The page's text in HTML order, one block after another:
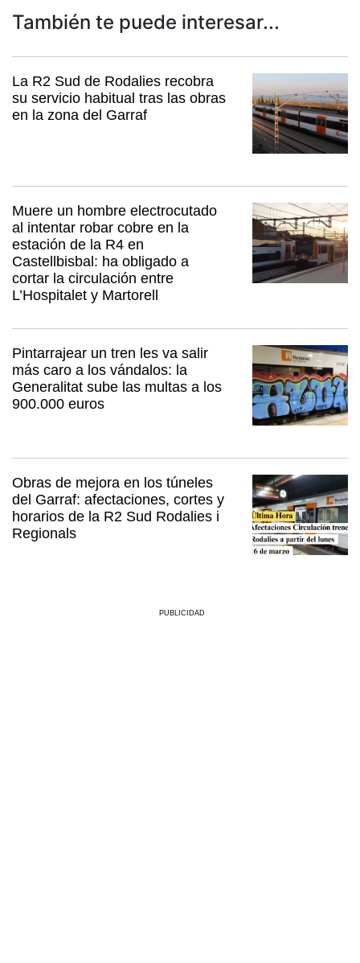
También te puede interesar...
La R2 Sud de Rodalies recobra
su servicio habitual tras las obras
en la zona del Garraf
Muere un hombre electrocutado
al intentar robar cobre en la
estación de la R4 en
Castellbisbal: ha obligado a
cortar la circulación entre
L’Hospitalet y Martorell
Pintarrajear un tren les va salir
más caro a los vándalos: la
Generalitat sube las multas a los
900.000 euros
Obras de mejora en los túneles
del Garraf: afectaciones, cortes y
horarios de la R2 Sud Rodalies i
Regionals
PUBLICIDAD